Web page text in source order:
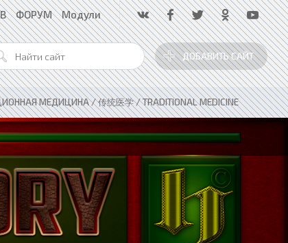
ФОРУМ Модули
ДОБАВИТЬ САЙТ
МЕДИЦИНА / 传统医学 / TRADITIONAL MEDICINE